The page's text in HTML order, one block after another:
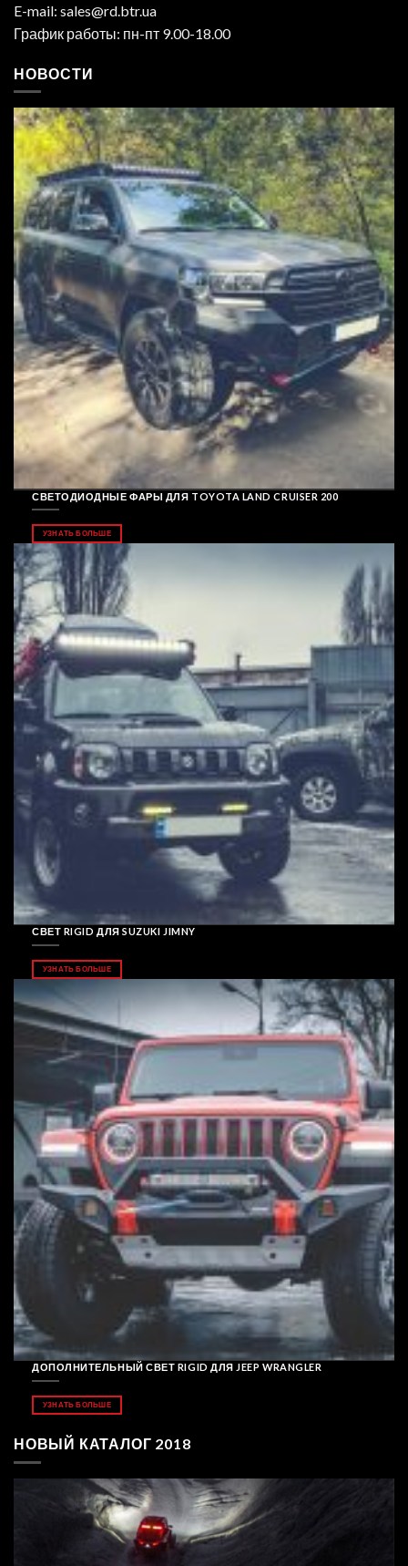
E-mail: sales@rd.btr.ua
График работы: пн-пт 9.00-18.00
НОВОСТИ
СВЕТОДИОДНЫЕ ФАРЫ ДЛЯ TOYOTA LAND CRUISER 200
УЗНАТЬ БОЛЬШЕ
СВЕТ RIGID ДЛЯ SUZUKI JIMNY
УЗНАТЬ БОЛЬШЕ
ДОПОЛНИТЕЛЬНЫЙ СВЕТ RIGID ДЛЯ JEEP WRANGLER
УЗНАТЬ БОЛЬШЕ
НОВЫЙ КАТАЛОГ 2018